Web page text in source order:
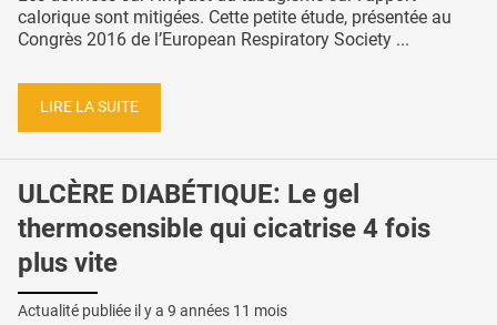
calorique sont mitigées. Cette petite étude, présentée au
Congrès 2016 de l’European Respiratory Society ...
LIRE LA SUITE
ULCÈRE DIABÉTIQUE: Le gel
thermosensible qui cicatrise 4 fois
plus vite
Actualité publiée il y a 9 années 11 mois